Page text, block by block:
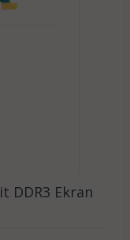
DDR3 Ekran